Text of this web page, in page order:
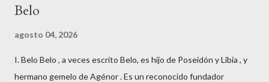
Belo
agosto 04, 2026
I. Belo Belo , a veces escrito Belo, es hijo de Poseidón y Libia , y
hermano gemelo de Agénor . Es un reconocido fundador